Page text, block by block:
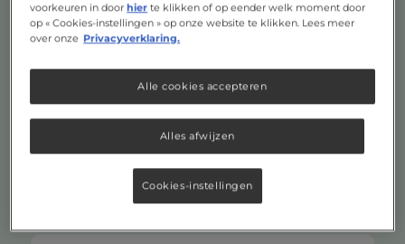
Mineralen
Mineralen, zoals magnesium,
koper en mangaan, zijn net
als bepaalde vitamines
energiestofwisseling.
Bekijk alle mineralen
voorkeuren in doorhier te klikken of op eender welk moment door
op « Cookies-instellingen » op onze website te klikken. Lees meer
over onze Privacyverklaring.
Alles afwijzen
Alle cookies accepteren
Cookies-instellingen